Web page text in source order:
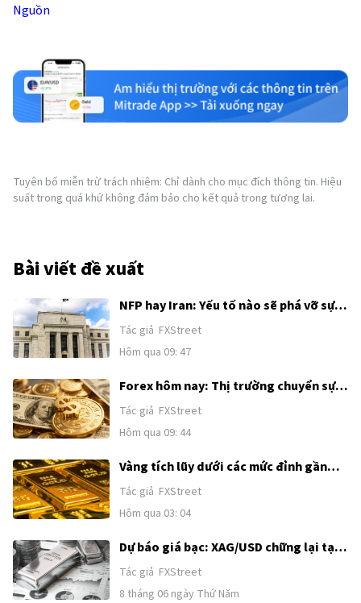
Nguồn
Tuyên bố miễn trừ trách nhiệm: Chỉ dành cho mục đích thông tin. Hiệu
suất trong quá khứ không đảm bảo cho kết quả trong tương lai.
Bài viết đề xuất
NFP hay Iran: Yếu tố nào sẽ phá vỡ sự
tích luỹ của Chỉ số đô la Mỹ?
Tác giả FXStreet
Hôm qua 09: 47
Forex hôm nay: Thị trường chuyển sự
chú ý từ Trung Đông sang Bảng lương
phi nông nghiệp của Mỹ
Tác giả FXStreet
Hôm qua 09: 44
Vàng tích lũy dưới các mức đỉnh gần
đây khi sức mạnh của USD và kỳ vọng
Fed tăng lãi suất kìm hãm đà tăng
trước thềm công bố Bảng lương phi
nông nghiệp (NFP) của Mỹ
Tác giả FXStreet
Hôm qua 03: 04
Dự báo giá bạc: XAG/USD chững lại tại
62,00$ sau đà tăng kéo dài hai ngày
Tác giả FXStreet
8 tháng 06 ngày Thứ Năm